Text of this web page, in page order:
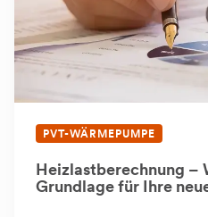
PVT-WÄRMEPUMPE
Heizlastberechnung –
Grundlage für Ihre